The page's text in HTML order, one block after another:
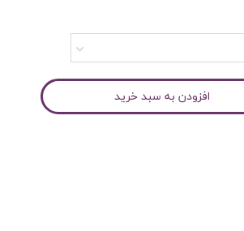
افزودن به سبد خرید